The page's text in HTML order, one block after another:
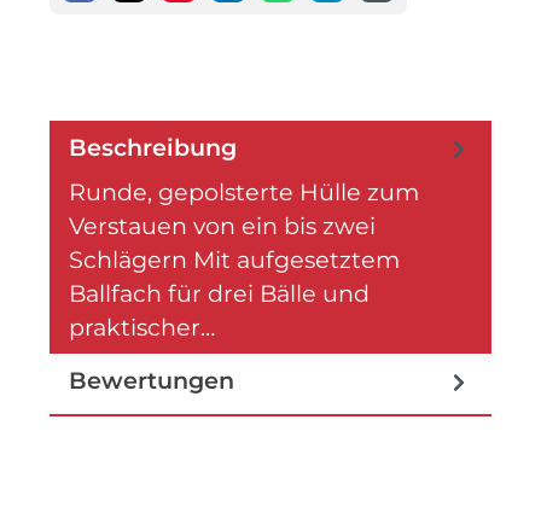
Beschreibung
Runde, gepolsterte Hülle zum
Verstauen von ein bis zwei
Schlägern Mit aufgesetztem
Ballfach für drei Bälle und
praktischer…
Bewertungen